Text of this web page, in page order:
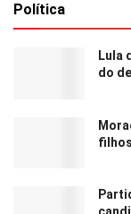
Política
Lula
do